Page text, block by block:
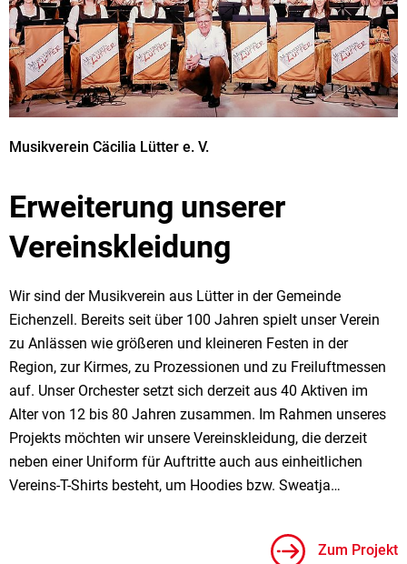
Erweiterung unserer
Vereinskleidung
Musikverein Cäcilia Lütter e. V.
Wir sind der Musikverein aus Lütter in der Gemeinde
Eichenzell. Bereits seit über 100 Jahren spielt unser Verein
zu Anlässen wie größeren und kleineren Festen in der
Region, zur Kirmes, zu Prozessionen und zu Freiluftmessen
auf. Unser Orchester setzt sich derzeit aus 40 Aktiven im
Alter von 12 bis 80 Jahren zusammen. Im Rahmen unseres
Projekts möchten wir unsere Vereinskleidung, die derzeit
neben einer Uniform für Auftritte auch aus einheitlichen
Vereins-T-Shirts besteht, um Hoodies bzw. Sweatja…
Zum Projekt